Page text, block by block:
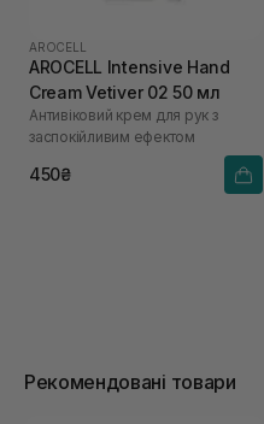
AROCELL
AROCELL Intensive Hand
Cream Vetiver 02 50 мл
Антивіковий крем для рук з
заспокійливим ефектом
450₴
Рекомендовані товари